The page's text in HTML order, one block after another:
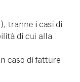
), tranne i casi di
di cui alla
caso di fatture